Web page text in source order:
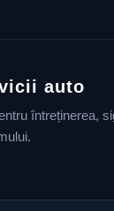
auto
întreținerea,